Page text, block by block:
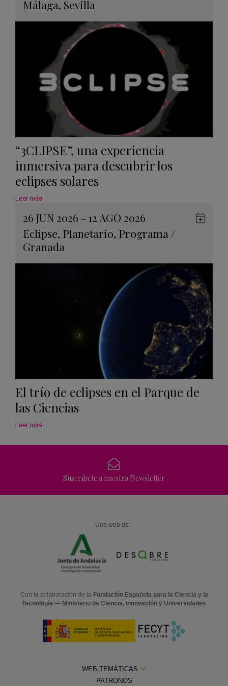
Málaga, Sevilla
“3CLIPSE”, una experiencia
inmersiva para descubrir los
eclipses solares
Leer más
26 JUN 2026 - 12 AGO 2026
Eclipse, Planetario, Programa /
Granada
El trío de eclipses en el Parque de
las Ciencias
Leer más
Suscríbete a nuestra Newsletter
Una web de:
Con la colaboración de la Fundación Española para la Ciencia y la
Tecnología — Ministerio de Ciencia, Innovación y Universidades
WEB TEMÁTICAS
PATRONOS